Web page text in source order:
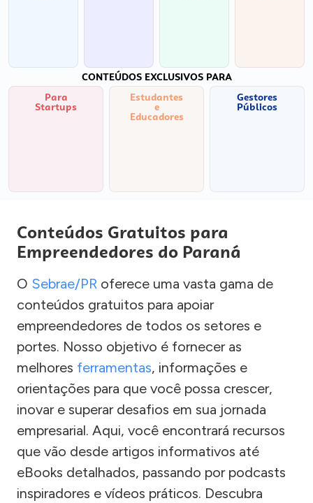
CONTEÚDOS EXCLUSIVOS PARA
Para
Startups
Estudantes
e
Educadores
Gestores
Públicos
Conteúdos Gratuitos para
Empreendedores do Paraná
O Sebrae/PR oferece uma vasta gama de
conteúdos gratuitos para apoiar
empreendedores de todos os setores e
portes. Nosso objetivo é fornecer as
melhores ferramentas, informações e
orientações para que você possa crescer,
inovar e superar desafios em sua jornada
empresarial. Aqui, você encontrará recursos
que vão desde artigos informativos até
eBooks detalhados, passando por podcasts
inspiradores e vídeos práticos. Descubra